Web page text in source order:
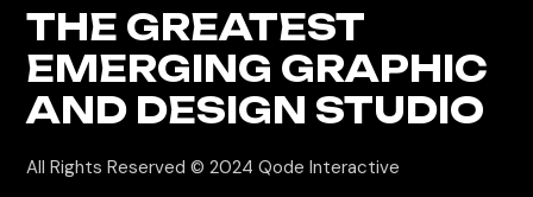
THE GREATEST
EMERGING GRAPHIC
AND DESIGN STUDIO
All Rights Reserved © 2024Qode Interactive